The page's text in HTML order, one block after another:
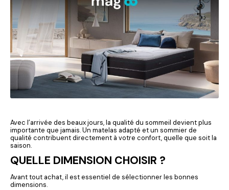
Avec l’arrivée des beaux jours, la qualité du sommeil devient plus
importante que jamais. Un matelas adapté et un sommier de
qualité contribuent directement à votre confort, quelle que soit la
saison.
QUELLE DIMENSION CHOISIR ?
Avant tout achat, il est essentiel de sélectionner les bonnes
dimensions.